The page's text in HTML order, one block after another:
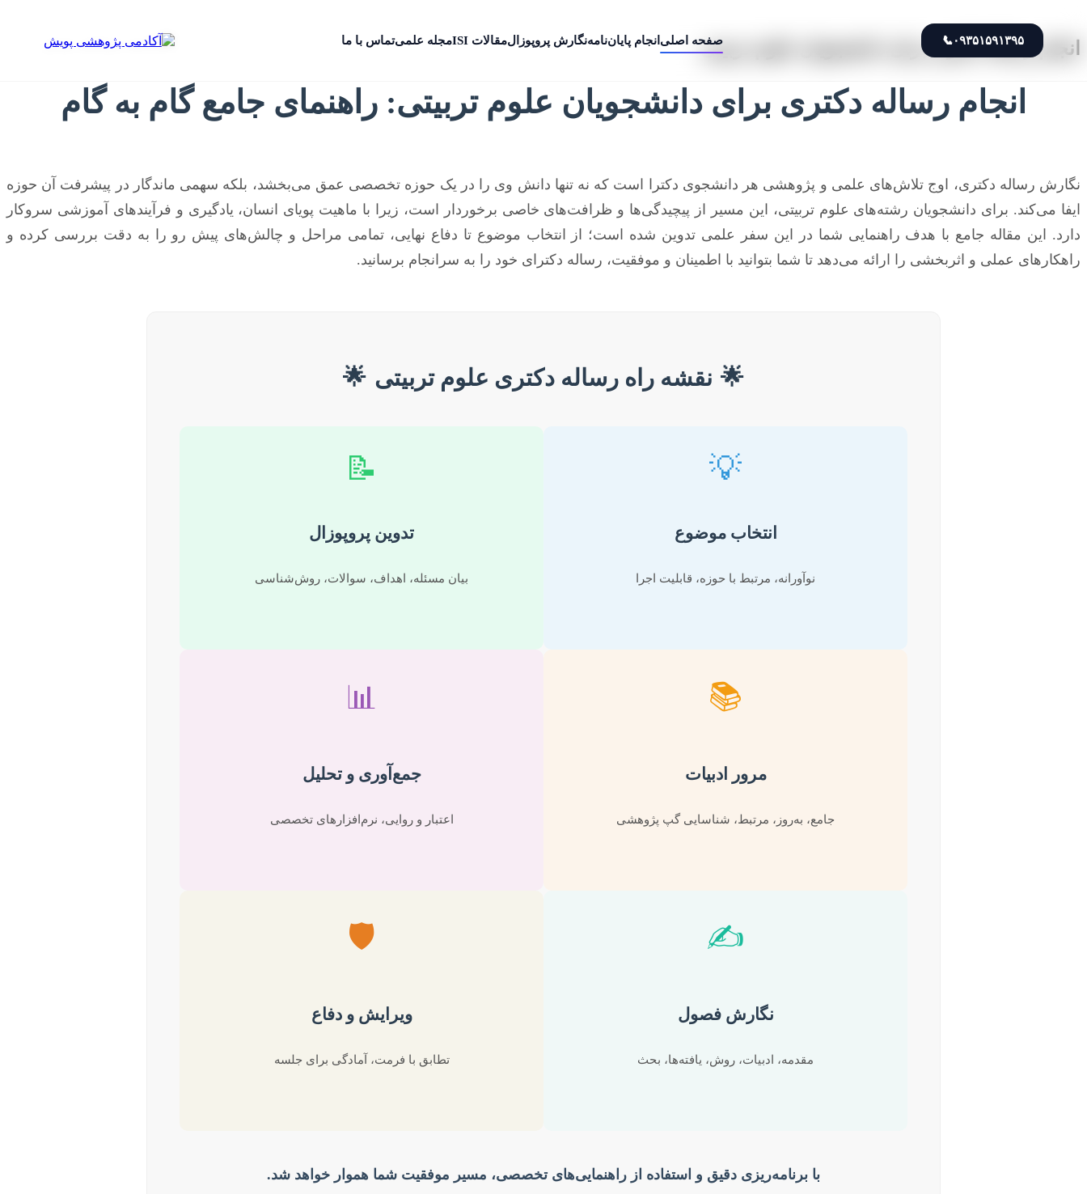
۰۹۳۵۱۵۹۱۳۹۵📞 صفحه اصلی انجام پایان‌نامهنگارش پروپوزالمقالات ISI مجله علمیتماس با ما انجام رساله دکتری برای دانشجویان علوم تربیتی
انجام رساله دکتری برای دانشجویان علوم تربیتی: راهنمای جامع گام به گام
نگارش رساله دکتری، اوج تلاش‌های علمی و پژوهشی هر دانشجوی دکترا است که نه تنها دانش وی را در یک حوزه تخصصی عمق می‌بخشد، بلکه سهمی ماندگار در پیشرفت آن حوزه
ایفا می‌کند. برای دانشجویان رشته‌های علوم تربیتی، این مسیر از پیچیدگی‌ها و ظرافت‌های خاصی برخوردار است، زیرا با ماهیت پویای انسان، یادگیری و فرآیندهای آموزشی سروکار
دارد. این مقاله جامع با هدف راهنمایی شما در این سفر علمی تدوین شده است؛ از انتخاب موضوع تا دفاع نهایی، تمامی مراحل و چالش‌های پیش رو را به دقت بررسی کرده و
راهکارهای عملی و اثربخشی را ارائه می‌دهد تا شما بتوانید با اطمینان و موفقیت، رساله دکترای خود را به سرانجام برسانید.
🌟 نقشه راه رساله دکتری علوم تربیتی 🌟
💡
انتخاب موضوع
نوآورانه، مرتبط با حوزه، قابلیت اجرا
📝
تدوین پروپوزال
بیان مسئله، اهداف، سوالات، روش‌شناسی
📚
مرور ادبیات
جامع، به‌روز، مرتبط، شناسایی گپ پژوهشی
📊
جمع‌آوری و تحلیل
اعتبار و روایی، نرم‌افزارهای تخصصی
✍️
نگارش فصول
مقدمه، ادبیات، روش، یافته‌ها، بحث
🛡️
ویرایش و دفاع
تطابق با فرمت، آمادگی برای جلسه
با برنامه‌ریزی دقیق و استفاده از راهنمایی‌های تخصصی، مسیر موفقیت شما هموار خواهد شد.